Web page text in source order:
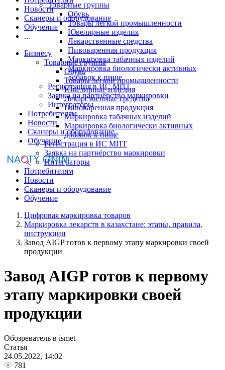
Товарные группы
Обувь
Товары легкой промышленности
Ювелирные изделия
Лекарственные средства
Пивоваренная продукция
Маркировка табачных изделий
Маркировка биологически активных
добавок к пище
Регистрация в ИС МПТ
Заявка на партнёрство маркировки
Интеграторы
Потребителям
Новости
Сканеры и оборудование
Обучение
Новости
Сканеры и оборудование
Обучение
...
Бизнесу
Товарные группы
Обувь
Товары легкой промышленности
Ювелирные изделия
Лекарственные средства
Пивоваренная продукция
Маркировка табачных изделий
Маркировка биологически активных
добавок к пище
Регистрация в ИС МПТ
Заявка на партнёрство маркировки
Интеграторы
Потребителям
Новости
Сканеры и оборудование
Обучение
Цифровая маркировка товаров
Маркировка лекарств в казахстане: этапы, правила,
инструкции
Завод AIGP готов к первому этапу маркировки своей
продукции
Завод AIGP готов к первому
этапу маркировки своей
продукции
Обозреватель в ismet
Статья
24.05.2022, 14:02
781